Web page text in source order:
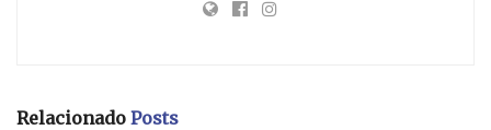
Relacionado Posts